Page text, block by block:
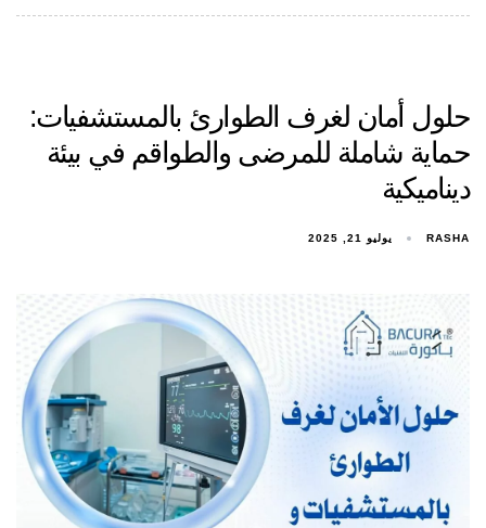
حلول أمان لغرف الطوارئ بالمستشفيات:
حماية شاملة للمرضى والطواقم في بيئة
ديناميكية
RASHA يوليو 21, 2025